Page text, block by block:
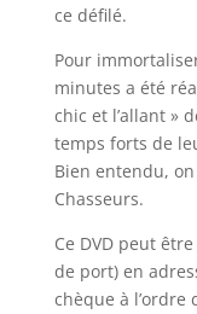
ce défilé.
Pour
minutes a été
chic et l’allant »
temps forts de
Bien entendu,
Chasseurs.
Ce DVD peut
de port) en
chèque à l’ordre